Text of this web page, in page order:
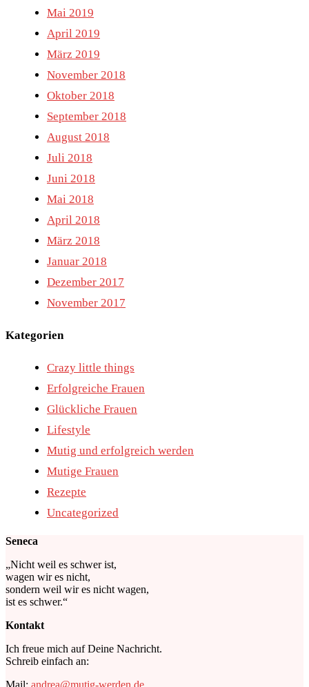
Mai 2019
April 2019
März 2019
November 2018
Oktober 2018
September 2018
August 2018
Juli 2018
Juni 2018
Mai 2018
April 2018
März 2018
Januar 2018
Dezember 2017
November 2017
Kategorien
Crazy little things
Erfolgreiche Frauen
Glückliche Frauen
Lifestyle
Mutig und erfolgreich werden
Mutige Frauen
Rezepte
Uncategorized
Seneca
„Nicht weil es schwer ist,
wagen wir es nicht,
sondern weil wir es nicht wagen,
ist es schwer.“
Kontakt
Ich freue mich auf Deine Nachricht.
Schreib einfach an: